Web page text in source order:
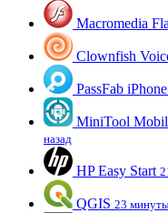
Macromedia
Clownfish
PassFab
MiniTool
назад
HP Easy Start
QGIS 23